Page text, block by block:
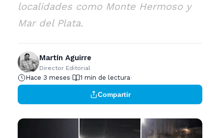
localidades como Monte Hermoso y
Mar del Plata.
Martín Aguirre
Director Editorial
Hace 3 meses 1 min de lectura
Compartir